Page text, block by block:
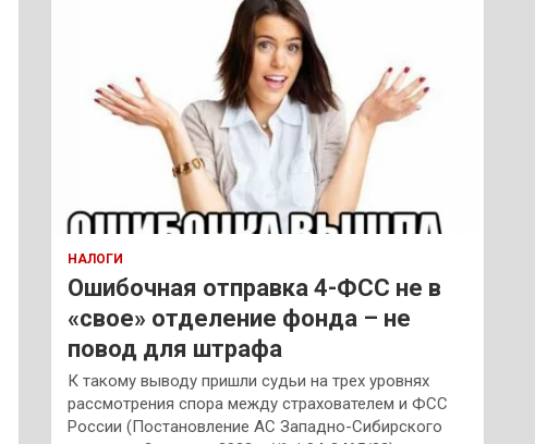
НАЛОГИ
Ошибочная отправка 4-ФСС не в
«свое» отделение фонда – не
повод для штрафа
К такому выводу пришли судьи на трех уровнях
рассмотрения спора между страхователем и ФСС
России (Постановление АС Западно-Сибирского